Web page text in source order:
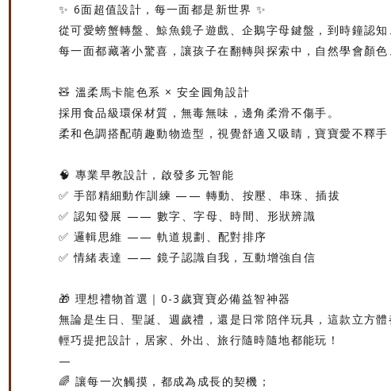
✨ 6面超值設計，每一面都是新世界 ✨
從可愛螃蟹轉盤、鯨魚鏡子遊戲、企鵝字母鍵盤，到時鐘認
每一面都藏著小驚喜，讓孩子在翻轉與探索中，自然學會顏
🧸 溫柔馬卡龍色系 × 安全圓角設計
採用食品級環保材質，無毒無味，邊角柔滑不傷手。
柔和色調搭配萌趣動物造型，視覺舒適又吸睛，寶寶愛不釋手
🧠 專業早教設計，啟發多元智能
✅ 手部精細動作訓練 —— 轉動、按壓、串珠、插拔
✅ 認知發展 —— 數字、字母、時間、形狀辨識
✅ 邏輯思維 —— 軌道規劃、配對排序
✅ 情緒表達 —— 鏡子認識自我，互動增強自信
🎁 理想禮物首選｜0-3歲寶寶必備益智神器
無論是生日、聖誕、週歲禮，還是日常陪伴玩具，這款立方體
輕巧提把設計，居家、外出、旅行隨時隨地都能玩！
—
🌈 讓每一次觸摸，都成為成長的契機；